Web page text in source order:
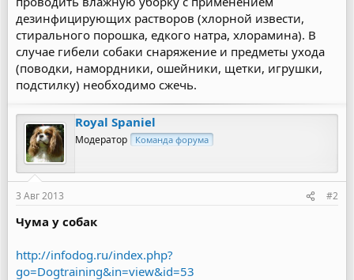
дезинфицирующих растворов (хлорной извести,
стирального порошка, едкого натра, хлорамина). В
случае гибели собаки снаряжение и предметы ухода
(поводки, намордники, ошейники, щетки, игрушки,
подстилку) необходимо сжечь.
Royal Spaniel
Модератор Команда форума
3 Авг 2013 #2
Чума у собак
http://infodog.ru/index.php?
go=Dogtraining&in=view&id=53